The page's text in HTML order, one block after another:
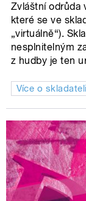
Zvláštní odrůda
které se ve
„virtuálně“).
nesplnitelným
z hudby je ten
Více o skladateli